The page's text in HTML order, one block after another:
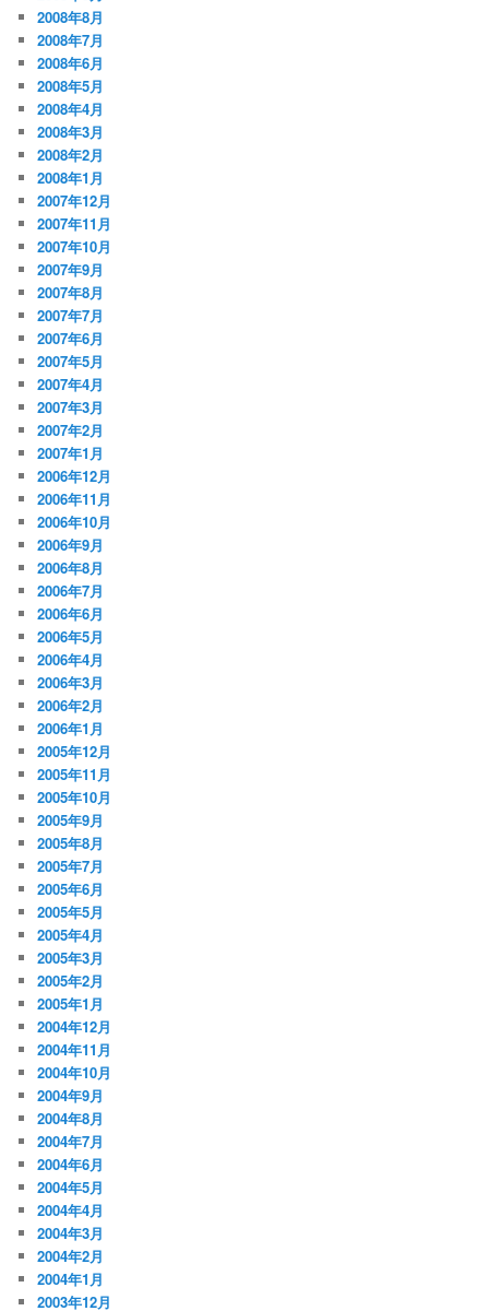
2008年8月
2008年7月
2008年6月
2008年5月
2008年4月
2008年3月
2008年2月
2008年1月
2007年12月
2007年11月
2007年10月
2007年9月
2007年8月
2007年7月
2007年6月
2007年5月
2007年4月
2007年3月
2007年2月
2007年1月
2006年12月
2006年11月
2006年10月
2006年9月
2006年8月
2006年7月
2006年6月
2006年5月
2006年4月
2006年3月
2006年2月
2006年1月
2005年12月
2005年11月
2005年10月
2005年9月
2005年8月
2005年7月
2005年6月
2005年5月
2005年4月
2005年3月
2005年2月
2005年1月
2004年12月
2004年11月
2004年10月
2004年9月
2004年8月
2004年7月
2004年6月
2004年5月
2004年4月
2004年3月
2004年2月
2004年1月
2003年12月